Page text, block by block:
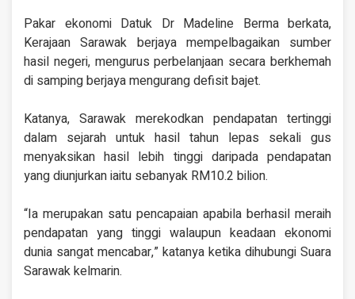
Pakar ekonomi Datuk Dr Madeline Berma berkata,
Kerajaan Sarawak berjaya mempelbagaikan sumber
hasil negeri, mengurus perbelanjaan secara berkhemah
di samping berjaya mengurang defisit bajet.
Katanya, Sarawak merekodkan pendapatan tertinggi
dalam sejarah untuk hasil tahun lepas sekali gus
menyaksikan hasil lebih tinggi daripada pendapatan
yang diunjurkan iaitu sebanyak RM10.2 bilion.
“Ia merupakan satu pencapaian apabila berhasil meraih
pendapatan yang tinggi walaupun keadaan ekonomi
dunia sangat mencabar,” katanya ketika dihubungi Suara
Sarawak kelmarin.